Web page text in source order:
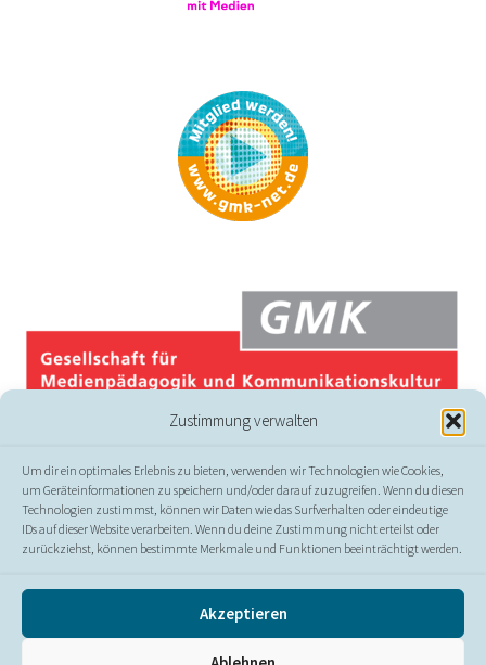
Zustimmung verwalten
Um dir ein optimales Erlebnis zu bieten, verwenden wir Technologien wie Cookies,
um Geräteinformationen zu speichern und/oder darauf zuzugreifen. Wenn du diesen
Technologien zustimmst, können wir Daten wie das Surfverhalten oder eindeutige
IDs auf dieser Website verarbeiten. Wenn du deine Zustimmung nicht erteilst oder
zurückziehst, können bestimmte Merkmale und Funktionen beeinträchtigt werden.
Akzeptieren
Presse//Kontakt//Impressum//Datenschutz//